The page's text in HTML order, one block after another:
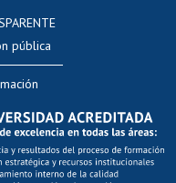
os
pública